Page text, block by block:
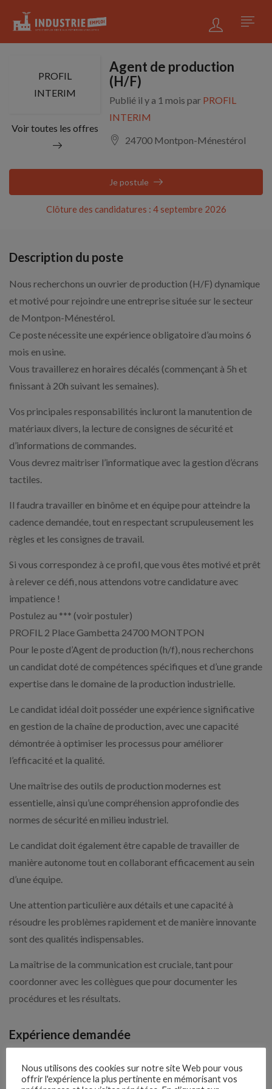
PROFIL
INTERIM
Voir toutes les offres
Agent de production
(H/F)
Publié il y a 1 mois par PROFIL
INTERIM
24700 Montpon-Ménestérol
Clôture des candidatures : 4 septembre 2026
Je postule
Description du poste
Nous recherchons un ouvrier de production (H/F) dynamique
et motivé pour rejoindre une entreprise située sur le secteur
de Montpon-Ménestérol.
Ce poste nécessite une expérience obligatoire d’au moins 6
mois en usine.
Vous travaillerez en horaires décalés (commençant à 5h et
finissant à 20h suivant les semaines).
Vos principales responsabilités incluront la manutention de
matériaux divers, la lecture de consignes de sécurité et
d’informations de commandes.
Vous devrez maitriser l’informatique avec la gestion d’écrans
tactiles.
Il faudra travailler en binôme et en équipe pour atteindre la
cadence demandée, tout en respectant scrupuleusement les
règles et les consignes de travail.
Si vous correspondez à ce profil, que vous êtes motivé et prêt
à relever ce défi, nous attendons votre candidature avec
impatience !
Postulez au *** (voir postuler)
PROFIL 2 Place Gambetta 24700 MONTPON
Pour le poste d’Agent de production (h/f), nous recherchons
un candidat doté de compétences spécifiques et d’une grande
expertise dans le domaine de la production industrielle.
Le candidat idéal doit posséder une expérience significative
en gestion de la chaîne de production, avec une capacité
démontrée à optimiser les processus pour améliorer
l’efficacité et la qualité.
Une maîtrise des outils de production modernes est
essentielle, ainsi qu’une compréhension approfondie des
normes de sécurité en milieu industriel.
Le candidat doit également être capable de travailler de
manière autonome tout en collaborant efficacement au sein
d’une équipe.
Une attention particulière aux détails et une capacité à
résoudre les problèmes rapidement et de manière innovante
sont des qualités indispensables.
La maîtrise de la communication est cruciale, tant pour
coordonner avec les collègues que pour documenter les
procédures et les résultats.
Expérience demandée
Nous utilisons des cookies sur notre site Web pour vous
offrir l'expérience la plus pertinente en mémorisant vos